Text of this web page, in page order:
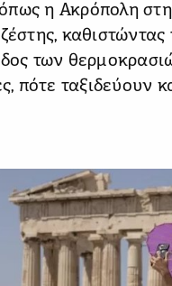
όπως η Ακρόπολη
καθιστώντας
των
πότε ταξιδεύουν